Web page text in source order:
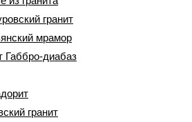
гранит
мрамор
Габбро-диабаз
гранит